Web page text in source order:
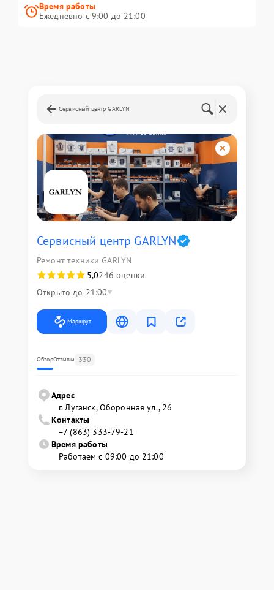
Время работы
Ежедневно с 9:00 до 21:00
Сервисный центр GARLYN
Сервисный центр GARLYN
Ремонт техники GARLYN
5,0246 оценки
Открыто до 21:00
Маршрут
ОбзорОтзывы 330
Адрес
г. Луганск, Оборонная ул., 26
Контакты
+7 (863) 333-79-21
Время работы
Работаем с 09:00 до 21:00